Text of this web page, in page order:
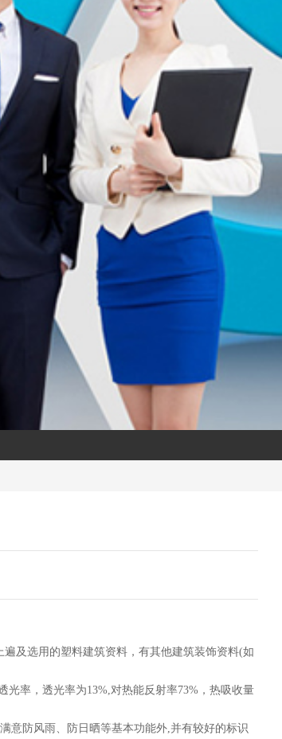
及选用的塑料建筑资料，有其他建筑装饰资料(如
率，透光率为13%,对热能反射率73%，热吸收量
防风雨、防日晒等基本功能外,并有较好的标识